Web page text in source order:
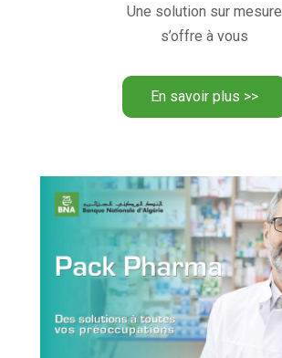
Une solution sur mesure
s’offre à vous
En savoir plus >>